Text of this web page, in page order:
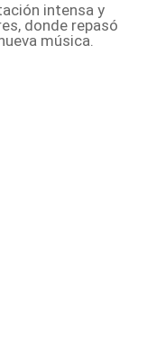
intensa y
donde repasó
música.